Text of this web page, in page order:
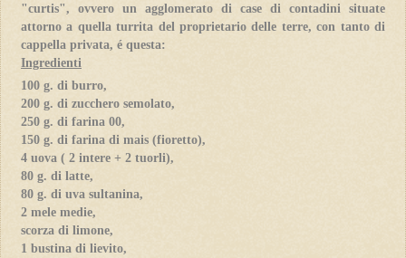
"curtis", ovvero un agglomerato di case di contadini situate
attorno a quella turrita del proprietario delle terre, con tanto di
cappella privata, é questa:
Ingredienti
100 g. di burro,
200 g. di zucchero semolato,
250 g. di farina 00,
150 g. di farina di mais (fioretto),
4 uova ( 2 intere + 2 tuorli),
80 g. di latte,
80 g. di uva sultanina,
2 mele medie,
scorza di limone,
1 bustina di lievito,